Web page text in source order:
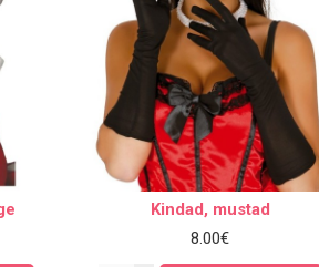
Kindad, mustad
8.00€